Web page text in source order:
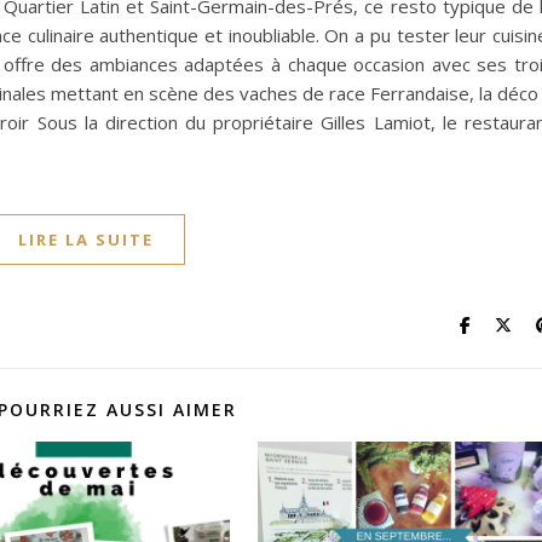
Latin et Saint-Germain-des-Prés, ce resto typique de
culinaire authentique et inoubliable. On a pu tester leur
des ambiances adaptées à chaque occasion avec ses
mettant en scène des vaches de race Ferrandaise, la déco
Sous la direction du propriétaire Gilles Lamiot, le
LIRE LA SUITE
AUSSI AIMER